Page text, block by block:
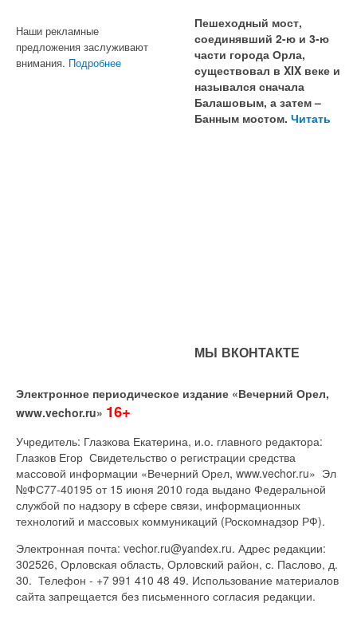
Наши рекламные
предложения заслуживают
внимания. Подробнее
Пешеходный мост,
соединявший 2-ю и 3-ю
части города Орла,
существовал в XIX веке и
назывался сначала
Балашовым, а затем –
Банным мостом. Читать
МЫ ВКОНТАКТЕ
Электронное периодическое издание «Вечерний Орел,
www.vechor.ru» 16+
Учредитель: Глазкова Екатерина, и.о. главного редактора:
Глазков Егор Свидетельство о регистрации средства
массовой информации «Вечерний Орел, www.vechor.ru» Эл
№ФС77-40195 от 15 июня 2010 года выдано Федеральной
службой по надзору в сфере связи, информационных
технологий и массовых коммуникаций (Роскомнадзор РФ).
Электронная почта: vechor.ru@yandex.ru. Адрес редакции:
302526, Орловская область, Орловский район, с. Паслово, д.
30. Телефон - +7 991 410 48 49. Использование материалов
сайта запрещается без письменного согласия редакции.